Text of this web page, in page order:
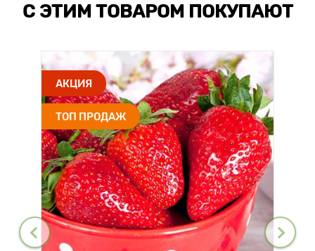
С ЭТИМ ТОВАРОМ ПОКУПАЮТ
АКЦИЯ
ТОП ПРОДАЖ